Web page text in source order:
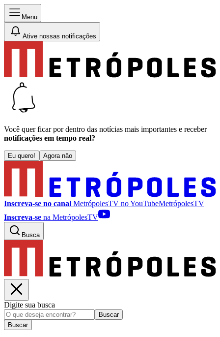
Menu
Ative nossas notificações
Você quer ficar por dentro das notícias mais importantes e receber
notificações em tempo real?
Eu quero! Agora não
Inscreva-se no canal MetrópolesTV noYouTubeMetrópolesTV
Inscreva-se na MetrópolesTV
Busca
Digite sua busca
Buscar
Buscar